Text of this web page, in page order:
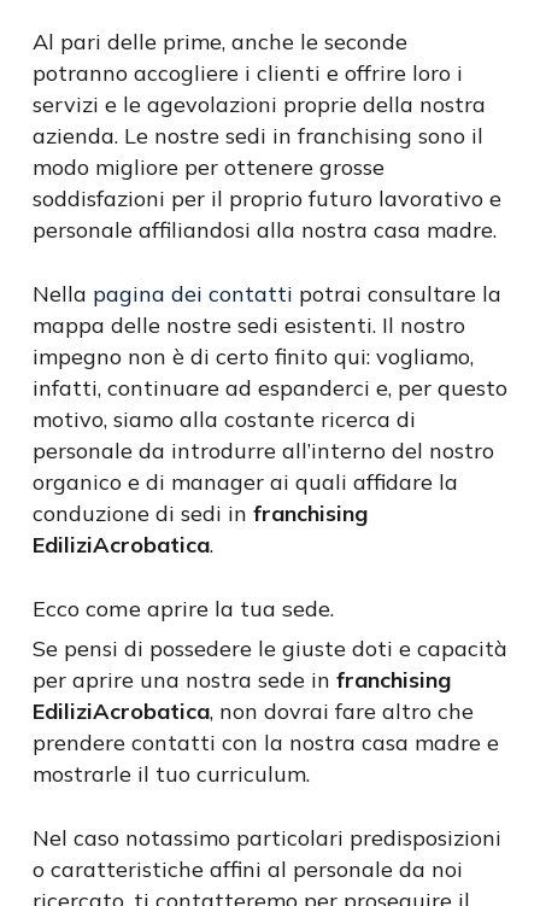
Al pari delle prime, anche le seconde
potranno accogliere i clienti e offrire loro i
servizi e le agevolazioni proprie della nostra
azienda. Le nostre sedi in franchising sono il
modo migliore per ottenere grosse
soddisfazioni per il proprio futuro lavorativo e
personale affiliandosi alla nostra casa madre.
Nella pagina dei contatti potrai consultare la
mappa delle nostre sedi esistenti. Il nostro
impegno non è di certo finito qui: vogliamo,
infatti, continuare ad espanderci e, per questo
motivo, siamo alla costante ricerca di
personale da introdurre all’interno del nostro
organico e di manager ai quali affidare la
conduzione di sedi in franchising
EdiliziAcrobatica.
Ecco come aprire la tua sede.
Se pensi di possedere le giuste doti e capacità
per aprire una nostra sede in franchising
EdiliziAcrobatica, non dovrai fare altro che
prendere contatti con la nostra casa madre e
mostrarle il tuo curriculum.
Nel caso notassimo particolari predisposizioni
o caratteristiche affini al personale da noi